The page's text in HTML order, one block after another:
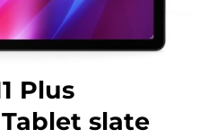
Plus
Tablet slate